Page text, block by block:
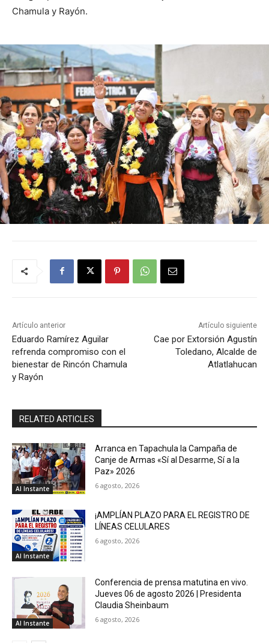
Chamula y Rayón.
Artículo anterior
Eduardo Ramírez Aguilar
refrenda compromiso con el
bienestar de Rincón Chamula
y Rayón
Artículo siguiente
Cae por Extorsión Agustín
Toledano, Alcalde de
Atlatlahucan
RELATED ARTICLES
Al Instante
Arranca en Tapachula la Campaña de
Canje de Armas «Sí al Desarme, Sí a la
Paz» 2026
6 agosto, 2026
Al Instante
¡AMPLÍAN PLAZO PARA EL REGISTRO DE
LÍNEAS CELULARES
6 agosto, 2026
Al Instante
Conferencia de prensa matutina en vivo.
Jueves 06 de agosto 2026 | Presidenta
Claudia Sheinbaum
6 agosto, 2026